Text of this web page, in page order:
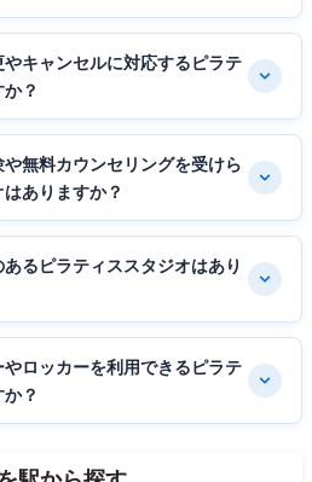
キャンセルに対応するピラテ
？
無料カウンセリングを受けら
ありますか？
るピラティススタジオはあり
ロッカーを利用できるピラテ
？